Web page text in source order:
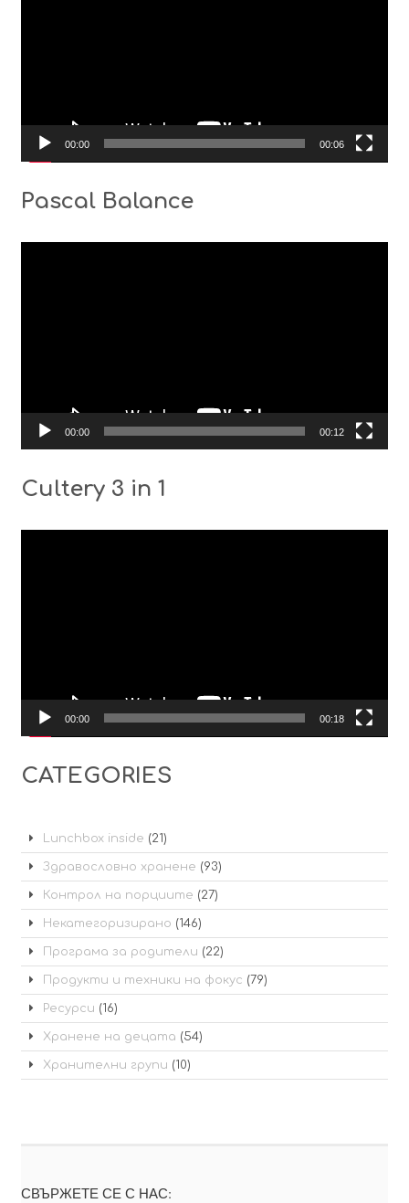
00:00 00:06
Pascal Balance
00:00 00:12
Cultery 3 in 1
00:00 00:18
CATEGORIES
Lunchbox inside (21)
Здравословно хранене (93)
Контрол на порциите (27)
Некатегоризирано (146)
Програма за родители (22)
Продукти и техники на фокус (79)
Ресурси (16)
Хранене на децата (54)
Хранителни групи (10)
СВЪРЖЕТЕ СЕ С НАС: